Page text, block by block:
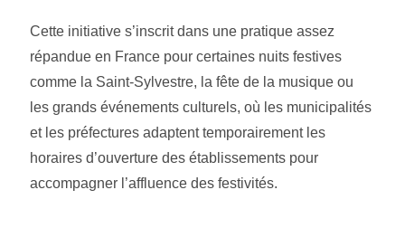
Cette initiative s’inscrit dans une pratique assez
répandue en France pour certaines nuits festives
comme la Saint-Sylvestre, la fête de la musique ou
les grands événements culturels, où les municipalités
et les préfectures adaptent temporairement les
horaires d’ouverture des établissements pour
accompagner l’affluence des festivités.